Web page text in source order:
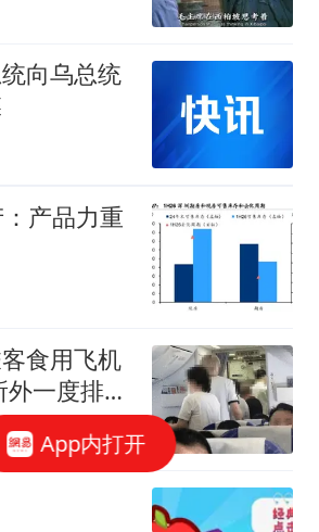
向乌总统
产品力重
食用飞机
一度排长
App内打开